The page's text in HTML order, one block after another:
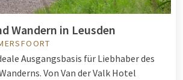
Wandern in Leusden
Ausgangsbasis für Liebhaber des
Von Van der Valk Hotel